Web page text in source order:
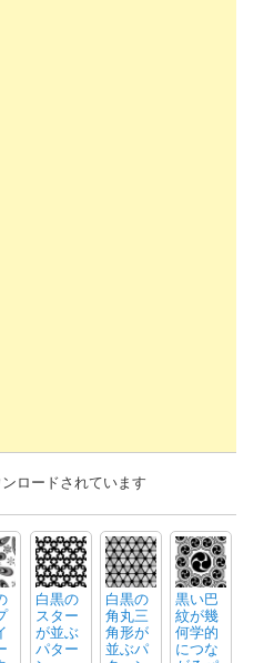
ロードされています
白黒の
スター
が並ぶ
パター
白黒の
角丸三
角形が
並ぶパ
黒い巴
紋が幾
何学的
につな